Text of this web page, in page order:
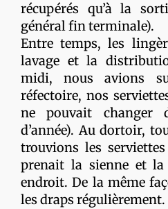
récupérés qu’à la
général fin terminale).
Entre temps, les
lavage et la
midi, nous avions
réfectoire, nos
ne pouvait changer
d’année). Au dortoir,
trouvions les
prenait la sienne et
endroit. De la même
les draps régulièrement.